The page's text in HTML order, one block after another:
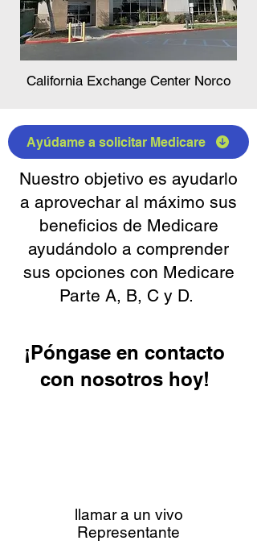
California Exchange Center Norco
Ayúdame a solicitar Medicare
Nuestro objetivo es ayudarlo
a aprovechar al máximo sus
beneficios de Medicare
ayudándolo a comprender
sus opciones con Medicare
Parte A, B, C y D.
¡Póngase en contacto
con nosotros hoy!
llamar a un vivo
Representante